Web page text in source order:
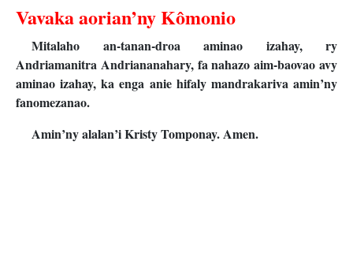
Vavaka aorian’ny Kômonio
Mitalaho an-tanan-droa aminao izahay, ry
Andriamanitra Andriananahary, fa nahazo aim-baovao avy
aminao izahay, ka enga anie hifaly mandrakariva amin’ny
fanomezanao.
Amin’ny alalan’i Kristy Tomponay. Amen.